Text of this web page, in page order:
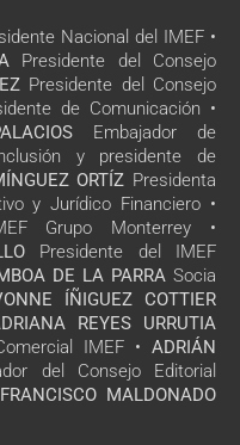
Nacional del IMEF •
Presidente del Consejo
Presidente del Consejo
de Comunicación •
Embajador de
y presidente de
ORTÍZ Presidenta
y Jurídico Financiero •
Grupo Monterrey •
Presidente del IMEF
DE LA PARRA Socia
ÍÑIGUEZ COTTIER
REYES URRUTIA
IMEF • ADRIÁN
del Consejo Editorial
MALDONADO